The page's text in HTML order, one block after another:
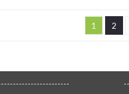
1 2